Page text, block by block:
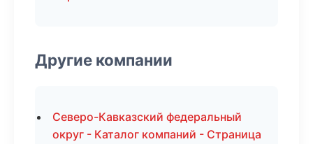
Другие компании
Северо-Кавказский федеральный
округ - Каталог компаний - Страница